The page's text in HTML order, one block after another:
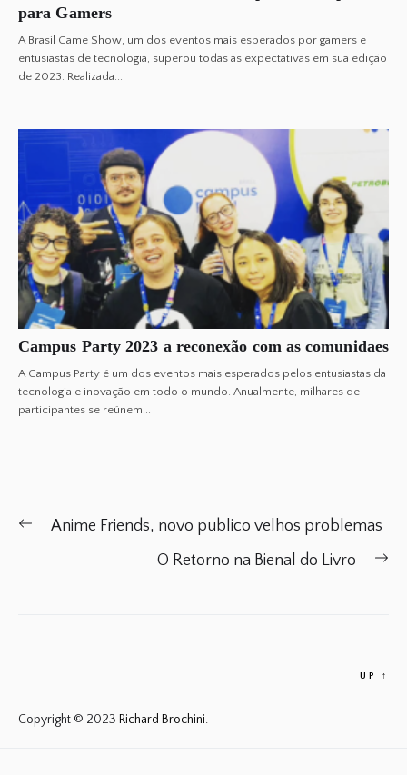
para Gamers
A Brasil Game Show, um dos eventos mais esperados por gamers e
entusiastas de tecnologia, superou todas as expectativas em sua edição
de 2023. Realizada...
Campus Party 2023 a reconexão com as comunidaes
A Campus Party é um dos eventos mais esperados pelos entusiastas da
tecnologia e inovação em todo o mundo. Anualmente, milhares de
participantes se reúnem...
Post
PreviousAnime Friends, novo publico velhos problemas
O Retorno na Bienal do Livro
Copyright © 2023 Richard Brochini.
UP ↑